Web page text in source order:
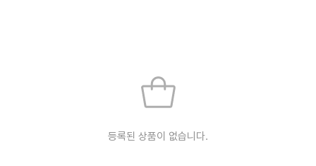
등록된 상품이 없습니다.